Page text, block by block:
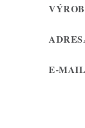
E-MAIL